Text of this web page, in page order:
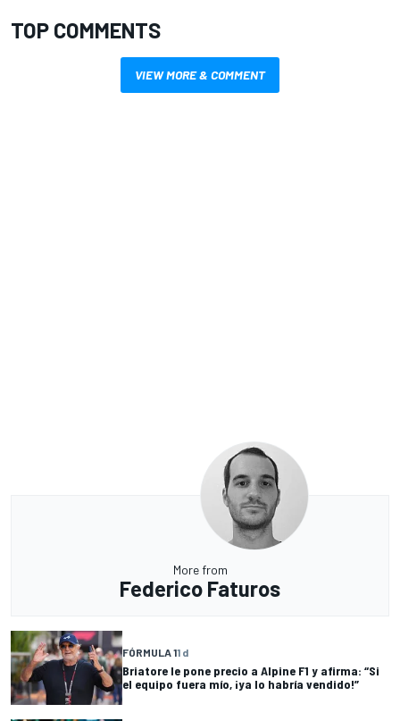
TOP COMMENTS
VIEW MORE & COMMENT
More from
Federico Faturos
FÓRMULA 11 d
Briatore le pone precio a Alpine F1 y afirma: “Si
el equipo fuera mío, ¡ya lo habría vendido!”